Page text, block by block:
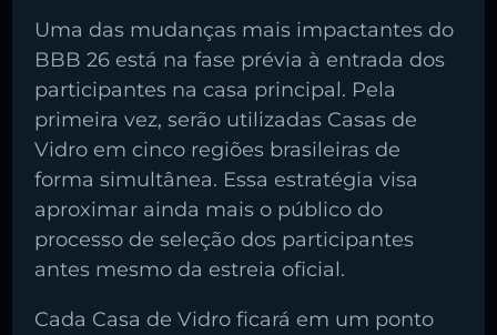
Uma das mudanças mais impactantes do
BBB 26 está na fase prévia à entrada dos
participantes na casa principal. Pela
primeira vez, serão utilizadas Casas de
Vidro em cinco regiões brasileiras de
forma simultânea. Essa estratégia visa
aproximar ainda mais o público do
processo de seleção dos participantes
antes mesmo da estreia oficial.
Cada Casa de Vidro ficará em um ponto